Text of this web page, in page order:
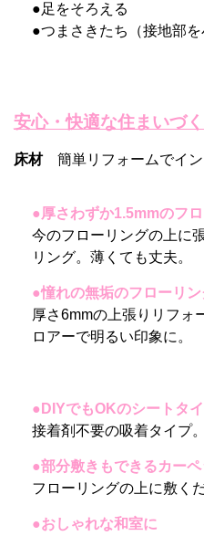
●足をそろえる
●つまさきたち（接地部を
安心・快適な住まいづく
床材簡単リフォームでイン
●厚さわずか1.5mmのフ
今のフローリングの上に
リング。薄くても丈夫。
●憧れの無垢のフローリ
厚さ6mmの上張りリフォ
ロアーで明るい印象に。
●DIYでもOKのシートタ
接着剤不要の吸着タイプ
●部分敷きもできるカー
フローリングの上に敷く
●おしゃれな和室に